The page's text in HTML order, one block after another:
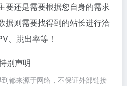
要还是需要根据您自身的需求
据则需要找得到的站长进行洽
、跳出率等！
别声明
都来源于网络，不保证外部链接